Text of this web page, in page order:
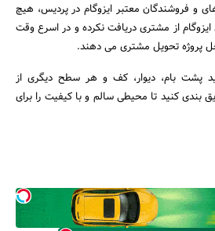
و فروشندگان معتبر ایزوگام در پردیس، هیچ
از مشتری دریافت نکرده و در اسرع وقت
پروژه تحویل مشتری می دهند.
پشت بام، دیوار، کف و هر سطح دیگری از
بندی کنید تا محیطی سالم و با کیفیت را برای